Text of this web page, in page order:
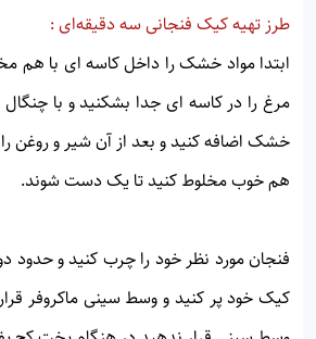
طرز تهیه کیک فنجانی سه دقیقه‌ای :
ابتدا مواد خشک را داخل کاسه ای با هم
مرغ را در کاسه ای جدا بشکنید و با
خشک اضافه کنید و بعد از آن شیر و روغن را
هم خوب مخلوط کنید تا یک دست شوند.
فنجان مورد نظر خود را چرب کنید و حدود
کیک خود پر کنید و وسط سینی ماکروفر